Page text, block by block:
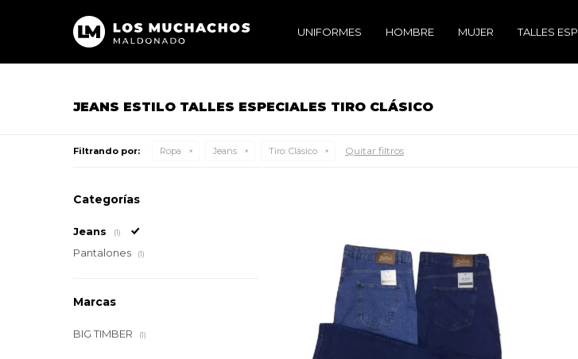
UNIFORMES HOMBRE MUJER TALLES
JEANS ESTILO TALLES ESPECIALES TIRO CLÁSICO
Filtrando por: Ropa Jeans Tiro: Clásico Quitar filtros
Categorías
Jeans (1)
Pantalones (1)
Marcas
BIG TIMBER (1)